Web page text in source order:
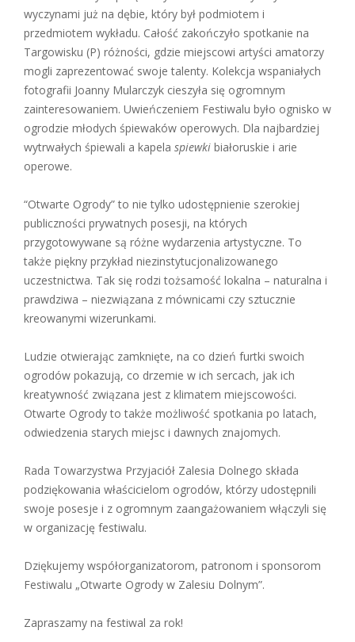
wyczynami już na dębie, który był podmiotem i
przedmiotem wykładu. Całość zakończyło spotkanie na
Targowisku (P) różności, gdzie miejscowi artyści amatorzy
mogli zaprezentować swoje talenty. Kolekcja wspaniałych
fotografii Joanny Mularczyk cieszyła się ogromnym
zainteresowaniem. Uwieńczeniem Festiwalu było ognisko w
ogrodzie młodych śpiewaków operowych. Dla najbardziej
wytrwałych śpiewali a kapela spiewki białoruskie i arie
operowe.
“Otwarte Ogrody” to nie tylko udostępnienie szerokiej
publiczności prywatnych posesji, na których
przygotowywane są różne wydarzenia artystyczne. To
także piękny przykład niezinstytucjonalizowanego
uczestnictwa. Tak się rodzi tożsamość lokalna – naturalna i
prawdziwa – niezwiązana z mównicami czy sztucznie
kreowanymi wizerunkami.
Ludzie otwierając zamknięte, na co dzień furtki swoich
ogrodów pokazują, co drzemie w ich sercach, jak ich
kreatywność związana jest z klimatem miejscowości.
Otwarte Ogrody to także możliwość spotkania po latach,
odwiedzenia starych miejsc i dawnych znajomych.
Rada Towarzystwa Przyjaciół Zalesia Dolnego składa
podziękowania właścicielom ogrodów, którzy udostępnili
swoje posesje i z ogromnym zaangażowaniem włączyli się
w organizację festiwalu.
Dziękujemy współorganizatorom, patronom i sponsorom
Festiwalu „Otwarte Ogrody w Zalesiu Dolnym”.
Zapraszamy na festiwal za rok!